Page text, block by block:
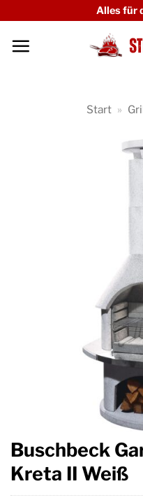
springen
Alles für
Start »
Buschbeck
Kreta II Weiß